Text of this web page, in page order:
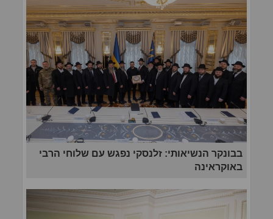
בבונקר הנשיאותי: זלנסקי נפגש עם שלוחי הרבי
באוקראינה